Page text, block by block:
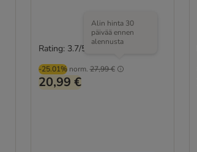
-25.01% norm. 27,99 €
Alin hinta 30
päivää ennen
alennusta
20,99 €
Rating: 3.7/5